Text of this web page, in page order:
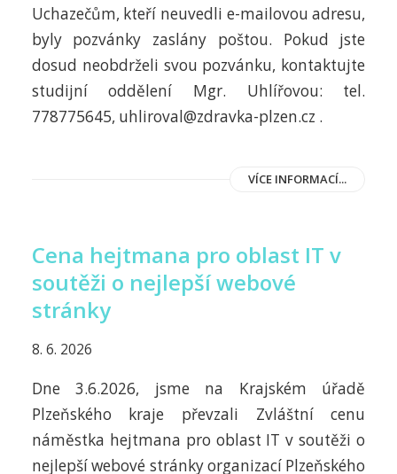
Uchazečům, kteří neuvedli e-mailovou adresu,
byly pozvánky zaslány poštou. Pokud jste
dosud neobdrželi svou pozvánku, kontaktujte
studijní oddělení Mgr. Uhlířovou: tel.
778775645, uhliroval@zdravka-plzen.cz .
VÍCE INFORMACÍ...
Cena hejtmana pro oblast IT v
soutěži o nejlepší webové
stránky
8. 6. 2026
Dne 3.6.2026, jsme na Krajském úřadě
Plzeňského kraje převzali Zvláštní cenu
náměstka hejtmana pro oblast IT v soutěži o
nejlepší webové stránky organizací Plzeňského